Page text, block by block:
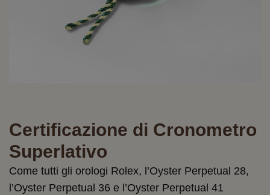
Certificazione di Cronometro
Superlativo
Come tutti gli orologi Rolex, l’Oyster Perpetual 28,
l’Oyster Perpetual 36 e l’Oyster Perpetual 41